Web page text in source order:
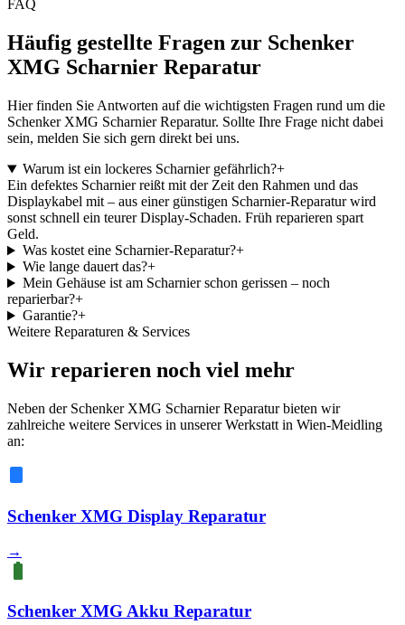
FAQ
Häufig gestellte Fragen zur Schenker
XMG Scharnier Reparatur
Hier finden Sie Antworten auf die wichtigsten Fragen rund um die
Schenker XMG Scharnier Reparatur. Sollte Ihre Frage nicht dabei
sein, melden Sie sich gern direkt bei uns.
Warum ist ein lockeres Scharnier gefährlich?+
Ein defektes Scharnier reißt mit der Zeit den Rahmen und das
Displaykabel mit – aus einer günstigen Scharnier-Reparatur wird
sonst schnell ein teurer Display-Schaden. Früh reparieren spart
Geld.
Was kostet eine Scharnier-Reparatur?+
Wie lange dauert das?+
Mein Gehäuse ist am Scharnier schon gerissen – noch
reparierbar?+
Garantie?+
Weitere Reparaturen & Services
Wir reparieren noch viel mehr
Neben der Schenker XMG Scharnier Reparatur bieten wir
zahlreiche weitere Services in unserer Werkstatt in Wien-Meidling
an:
Schenker XMG Display Reparatur
→
Schenker XMG Akku Reparatur